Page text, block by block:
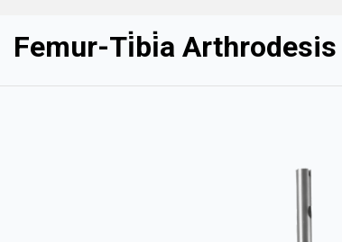
Femur-Ti̇bi̇a